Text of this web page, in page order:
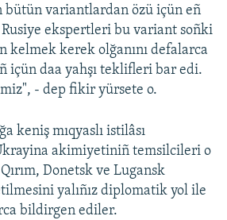
bütün variantlardan özü içün eñ
Rusiye ekspertleri bu variant soñki
kelmek kerek olğanını defalarca
içün daa yahşı teklifleri bar edi.
- dep fikir yürsete o.
keniş mıqyaslı istilâsı
akimiyetiniñ temsilcileri o
Donetsk ve Lugansk
yalıñız diplomatik yol ile
bildirgen ediler.